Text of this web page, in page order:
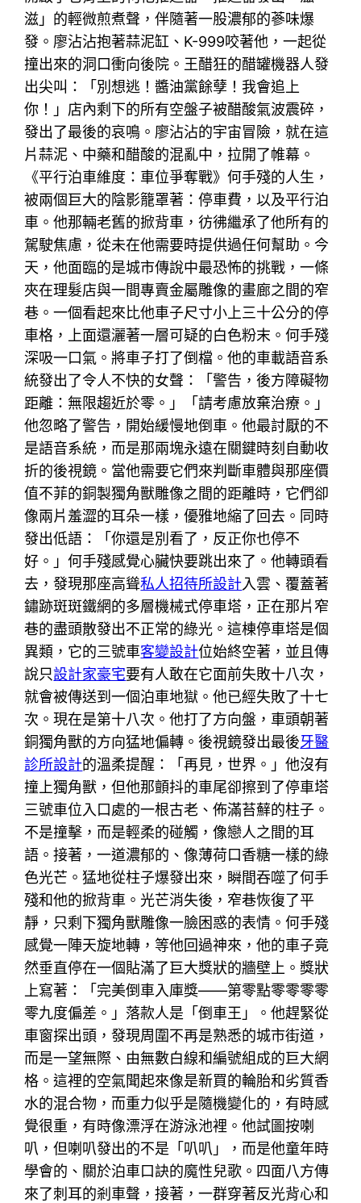
滋」的輕微煎煮聲，伴隨著一股濃郁的蔘味爆
發。廖沾沾抱著蒜泥缸、K-999咬著他，一起從
撞出來的洞口衝向後院。王醋狂的醋罐機器人發
出尖叫：「別想逃！醬油黨餘孽！我會追上
你！」店內剩下的所有空盤子被醋酸氣波震碎，
發出了最後的哀鳴。廖沾沾的宇宙冒險，就在這
片蒜泥、中藥和醋酸的混亂中，拉開了帷幕。
《平行泊車維度：車位爭奪戰》何手殘的人生，
被兩個巨大的陰影籠罩著：停車費，以及平行泊
車。他那輛老舊的掀背車，彷彿繼承了他所有的
駕駛焦慮，從未在他需要時提供過任何幫助。今
天，他面臨的是城市傳說中最恐怖的挑戰，一條
夾在理髮店與一間專賣金屬雕像的畫廊之間的窄
巷。一個看起來比他車子尺寸小上三十公分的停
車格，上面還灑著一層可疑的白色粉末。何手殘
深吸一口氣。將車子打了倒檔。他的車載語音系
統發出了令人不快的女聲：「警告，後方障礙物
距離：無限趨近於零。」「請考慮放棄治療。」
他忽略了警告，開始緩慢地倒車。他最討厭的不
是語音系統，而是那兩塊永遠在關鍵時刻自動收
折的後視鏡。當他需要它們來判斷車體與那座價
值不菲的銅製獨角獸雕像之間的距離時，它們卻
像兩片羞澀的耳朵一樣，優雅地縮了回去。同時
發出低語：「你還是別看了，反正你也停不
好。」何手殘感覺心臟快要跳出來了。他轉頭看
去，發現那座高聳私人招待所設計入雲、覆蓋著
鏽跡斑斑鐵網的多層機械式停車塔，正在那片窄
巷的盡頭散發出不正常的綠光。這棟停車塔是個
異類，它的三號車客變設計位始終空著，並且傳
說只設計家豪宅要有人敢在它面前失敗十八次，
就會被傳送到一個泊車地獄。他已經失敗了十七
次。現在是第十八次。他打了方向盤，車頭朝著
銅獨角獸的方向猛地偏轉。後視鏡發出最後牙醫
診所設計的溫柔提醒：「再見，世界。」他沒有
撞上獨角獸，但他那顫抖的車尾卻擦到了停車塔
三號車位入口處的一根古老、佈滿苔蘚的柱子。
不是撞擊，而是輕柔的碰觸，像戀人之間的耳
語。接著，一道濃郁的、像薄荷口香糖一樣的綠
色光芒。猛地從柱子爆發出來，瞬間吞噬了何手
殘和他的掀背車。光芒消失後，窄巷恢復了平
靜，只剩下獨角獸雕像一臉困惑的表情。何手殘
感覺一陣天旋地轉，等他回過神來，他的車子竟
然垂直停在一個貼滿了巨大獎狀的牆壁上。獎狀
上寫著：「完美倒車入庫獎——第零點零零零零
零九度偏差。」落款人是「倒車王」。他趕緊從
車窗探出頭，發現周圍不再是熟悉的城市街道，
而是一望無際、由無數白線和編號組成的巨大網
格。這裡的空氣聞起來像是新買的輪胎和劣質香
水的混合物，而重力似乎是隨機變化的，有時感
覺很重，有時像漂浮在游泳池裡。他試圖按喇
叭，但喇叭發出的不是「叭叭」，而是他童年時
學會的、關於泊車口訣的魔性兒歌。四面八方傳
來了刺耳的剎車聲，接著，一群穿著反光背心和